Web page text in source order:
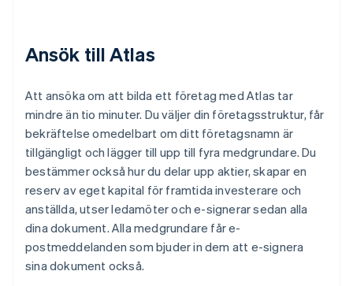
Ansök till Atlas
Att ansöka om att bilda ett företag med Atlas tar
mindre än tio minuter. Du väljer din företagsstruktur, får
bekräftelse omedelbart om ditt företagsnamn är
tillgängligt och lägger till upp till fyra medgrundare. Du
bestämmer också hur du delar upp aktier, skapar en
reserv av eget kapital för framtida investerare och
anställda, utser ledamöter och e-signerar sedan alla
dina dokument. Alla medgrundare får e-
postmeddelanden som bjuder in dem att e-signera
sina dokument också.